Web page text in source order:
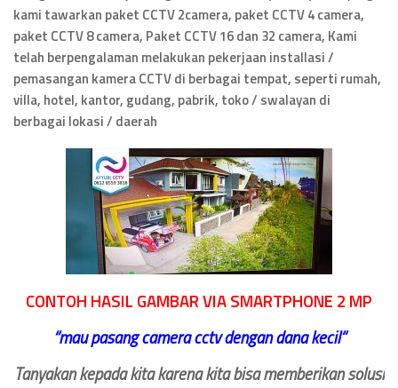
kami tawarkan paket CCTV 2camera, paket CCTV 4 camera,
paket CCTV 8 camera, Paket CCTV 16 dan 32 camera, Kami
telah berpengalaman melakukan pekerjaan installasi /
pemasangan kamera CCTV di berbagai tempat, seperti rumah,
villa, hotel, kantor, gudang, pabrik, toko / swalayan di
berbagai lokasi / daerah
CONTOH HASIL GAMBAR VIA SMARTPHONE 2 MP
‘‘mau pasang camera cctv dengan dana kecil“
Tanyakan kepada kita karena kita bisa memberikan solusi